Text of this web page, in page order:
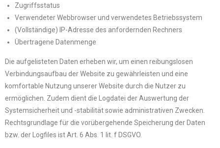
Zugriffsstatus
Verwendeter Webbrowser und verwendetes Betriebssystem
(Vollständige) IP-Adresse des anfordernden Rechners
Übertragene Datenmenge
Die aufgelisteten Daten erheben wir, um einen reibungslosen
Verbindungsaufbau der Website zu gewährleisten und eine
komfortable Nutzung unserer Website durch die Nutzer zu
ermöglichen. Zudem dient die Logdatei der Auswertung der
Systemsicherheit und -stabilität sowie administrativen Zwecken.
Rechtsgrundlage für die vorübergehende Speicherung der Daten
bzw. der Logfiles ist Art. 6 Abs. 1 lit. f DSGVO.